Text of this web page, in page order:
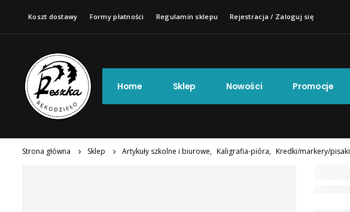
Koszt dostawy Formy płatności Regulamin sklepu Rejestracja / Zaloguj się
Home Sklep Nowości Promocje
Strona główna Sklep Artykuły szkolne i biurowe, Kaligrafia-pióra, Kredki/markery/pisaki